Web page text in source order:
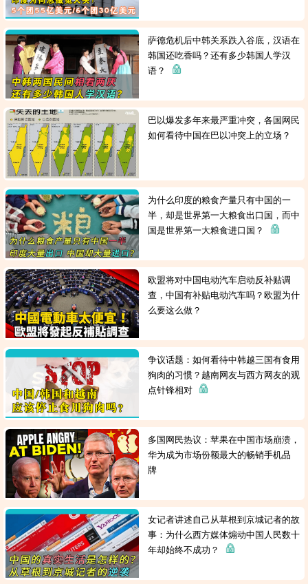
萨德危机后中韩关系跌入谷底，汉语在
韩国还吃香吗？还有多少韩国人学汉
语？
巴以爆发多年来最严重冲突，各国网民
如何看待中国在巴以冲突上的立场？
为什么印度的粮食产量只有中国的一
半，却是世界第一大粮食出口国，而中
国是世界第一大粮食进口国？
欧盟将对中国电动汽车启动反补贴调
查，中国有补贴电动汽车吗？欧盟为什
么要这么做？
争议话题：如何看待中韩越三国有食用
狗肉的习惯？越南网友与西方网友的观
点针锋相对
多国网民热议：苹果在中国市场崩溃，
华为成为市场份额最大的畅销手机品
牌
女记者讲述自己从草根到京城记者的故
事：为什么西方媒体煽动中国人民数十
年却始终不成功？